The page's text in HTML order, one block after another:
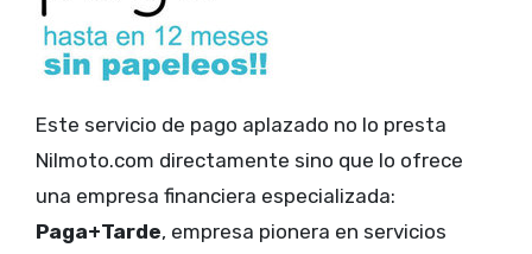
Este servicio de pago aplazado no lo presta
Nilmoto.com directamente sino que lo ofrece
una empresa financiera especializada:
Paga+Tarde, empresa pionera en servicios